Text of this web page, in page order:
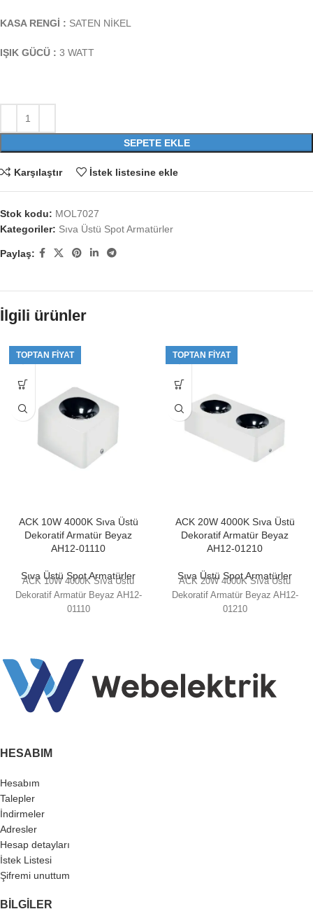
KASA RENGİ : SATEN NİKEL
IŞIK GÜCÜ : 3 WATT
SEPETE EKLE
Karşılaştır İstek listesine ekle
Stok kodu: MOL7027
Kategoriler: Sıva Üstü Spot Armatürler
Paylaş:
İlgili ürünler
TOPTAN FIYAT
ACK 10W 4000K Sıva Üstü
Dekoratif Armatür Beyaz
AH12-01110
Sıva Üstü Spot Armatürler
ACK 10W 4000K Sıva Üstü
Dekoratif Armatür Beyaz AH12-
01110
TOPTAN FIYAT
ACK 20W 4000K Sıva Üstü
Dekoratif Armatür Beyaz
AH12-01210
Sıva Üstü Spot Armatürler
ACK 20W 4000K Sıva Üstü
Dekoratif Armatür Beyaz AH12-
01210
HESABIM
Hesabım
Talepler
İndirmeler
Adresler
Hesap detayları
İstek Listesi
Şifremi unuttum
BILGILER